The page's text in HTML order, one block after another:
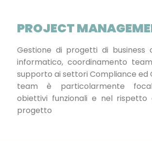
PROJECT
Gestione di progetti di business
informatico, coordinamento
supporto ai settori Compliance ed
team è particolarmente
obiettivi funzionali e nel rispetto
progetto